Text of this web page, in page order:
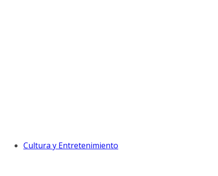
Cultura y Entretenimiento